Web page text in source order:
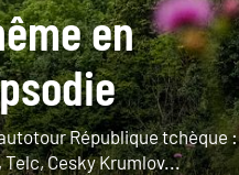
en
République tchèque :
Telc, Cesky Krumlov...